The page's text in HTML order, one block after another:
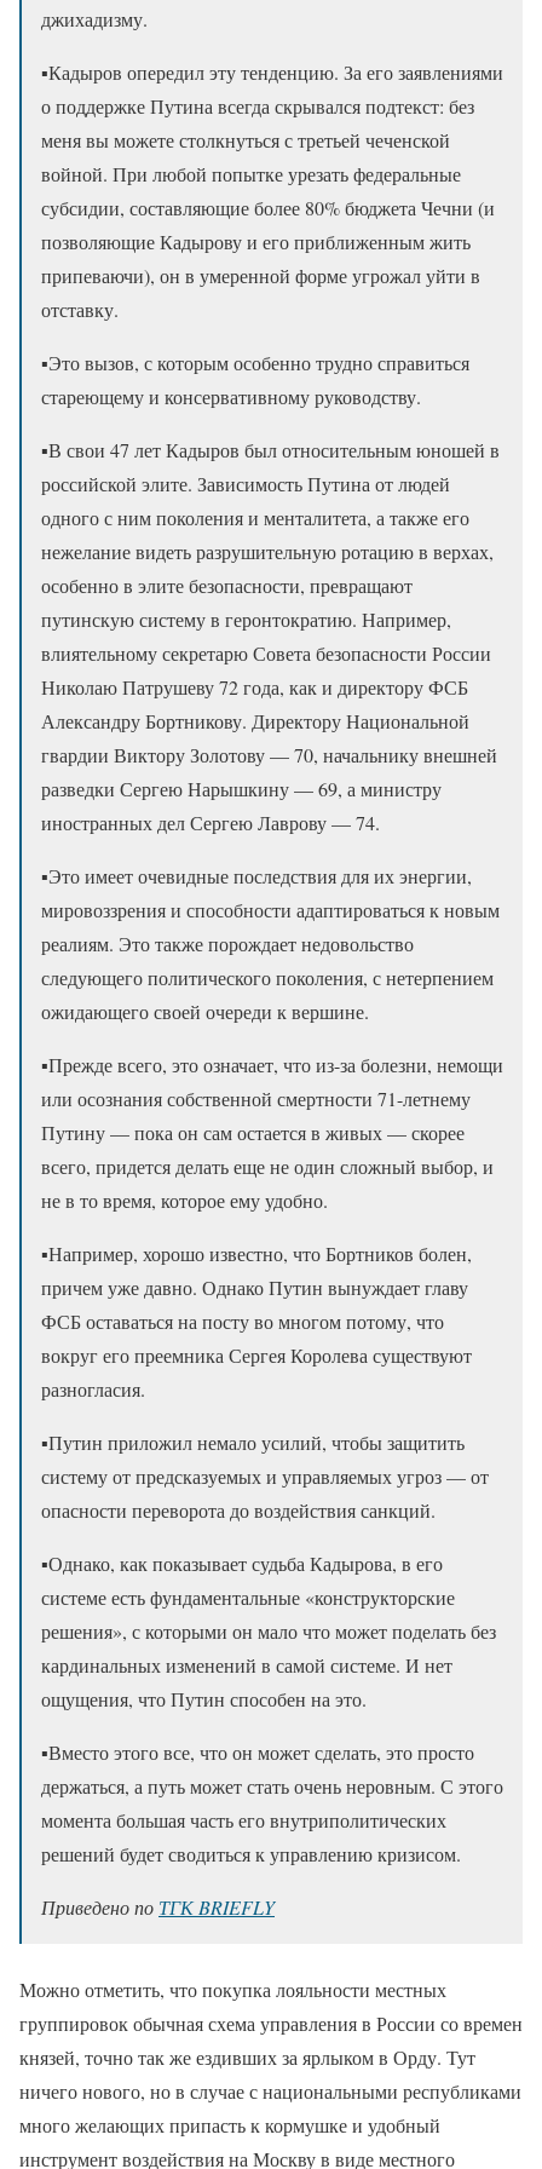
джихадизму.
▪️Кадыров опередил эту тенденцию. За его заявлениями
о поддержке Путина всегда скрывался подтекст: без
меня вы можете столкнуться с третьей чеченской
войной. При любой попытке урезать федеральные
субсидии, составляющие более 80% бюджета Чечни (и
позволяющие Кадырову и его приближенным жить
припеваючи), он в умеренной форме угрожал уйти в
отставку.
▪️Это вызов, с которым особенно трудно справиться
стареющему и консервативному руководству.
▪️В свои 47 лет Кадыров был относительным юношей в
российской элите. Зависимость Путина от людей
одного с ним поколения и менталитета, а также его
нежелание видеть разрушительную ротацию в верхах,
особенно в элите безопасности, превращают
путинскую систему в геронтократию. Например,
влиятельному секретарю Совета безопасности России
Николаю Патрушеву 72 года, как и директору ФСБ
Александру Бортникову. Директору Национальной
гвардии Виктору Золотову — 70, начальнику внешней
разведки Сергею Нарышкину — 69, а министру
иностранных дел Сергею Лаврову — 74.
▪️Это имеет очевидные последствия для их энергии,
мировоззрения и способности адаптироваться к новым
реалиям. Это также порождает недовольство
следующего политического поколения, с нетерпением
ожидающего своей очереди к вершине.
▪️Прежде всего, это означает, что из-за болезни, немощи
или осознания собственной смертности 71-летнему
Путину — пока он сам остается в живых — скорее
всего, придется делать еще не один сложный выбор, и
не в то время, которое ему удобно.
▪️Например, хорошо известно, что Бортников болен,
причем уже давно. Однако Путин вынуждает главу
ФСБ оставаться на посту во многом потому, что
вокруг его преемника Сергея Королева существуют
разногласия.
▪️Путин приложил немало усилий, чтобы защитить
систему от предсказуемых и управляемых угроз — от
опасности переворота до воздействия санкций.
▪️Однако, как показывает судьба Кадырова, в его
системе есть фундаментальные «конструкторские
решения», с которыми он мало что может поделать без
кардинальных изменений в самой системе. И нет
ощущения, что Путин способен на это.
▪️Вместо этого все, что он может сделать, это просто
держаться, а путь может стать очень неровным. С этого
момента большая часть его внутриполитических
решений будет сводиться к управлению кризисом.
Приведено по ТГК BRIEFLY
Можно отметить, что покупка лояльности местных
группировок обычная схема управления в России со времен
князей, точно так же ездивших за ярлыком в Орду. Тут
ничего нового, но в случае с национальными республиками
много желающих припасть к кормушке и удобный
инструмент воздействия на Москву в виде местного